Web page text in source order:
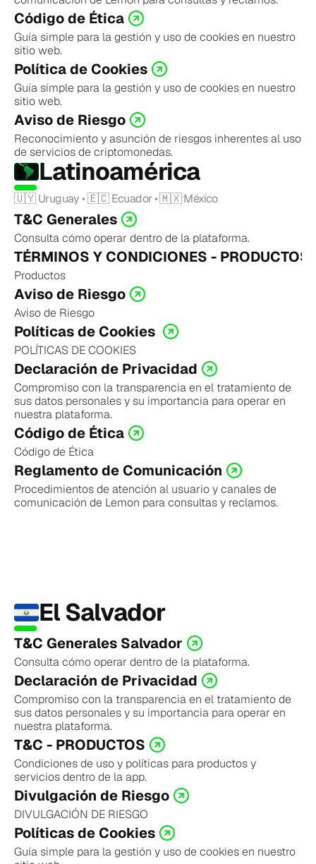
Código de Ética
Guía simple para la gestión y uso de cookies en nuestro
sitio web.
Política de Cookies
Guía simple para la gestión y uso de cookies en nuestro
sitio web.
Aviso de Riesgo
Reconocimiento y asunción de riesgos inherentes al uso
de servicios de criptomonedas.
Latinoamérica
🇺🇾 Uruguay • 🇪🇨 Ecuador • 🇲🇽 México
T&C Generales
Consulta cómo operar dentro de la plataforma.
TÉRMINOS Y CONDICIONES - PRODUCTOS
Productos
Aviso de Riesgo
Aviso de Riesgo
Políticas de Cookies
POLÍTICAS DE COOKIES
Declaración de Privacidad
Compromiso con la transparencia en el tratamiento de
sus datos personales y su importancia para operar en
nuestra plataforma.
Código de Ética
Código de Ética
Reglamento de Comunicación
Procedimientos de atención al usuario y canales de
comunicación de Lemon para consultas y reclamos.
El Salvador
T&C Generales Salvador
Consulta cómo operar dentro de la plataforma.
Declaración de Privacidad
Compromiso con la transparencia en el tratamiento de
sus datos personales y su importancia para operar en
nuestra plataforma.
T&C - PRODUCTOS
Condiciones de uso y políticas para productos y
servicios dentro de la app.
Divulgación de Riesgo
DIVULGACIÓN DE RIESGO
Políticas de Cookies
Guía simple para la gestión y uso de cookies en nuestro